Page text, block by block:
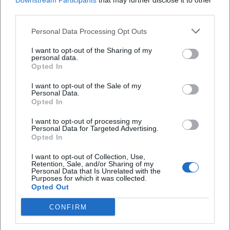
Personal Data Processing Opt Outs
I want to opt-out of the Sharing of my
personal data.
Opted In
I want to opt-out of the Sale of my
Personal Data.
Opted In
I want to opt-out of processing my
Personal Data for Targeted Advertising.
Opted In
I want to opt-out of Collection, Use,
Retention, Sale, and/or Sharing of my
Personal Data that Is Unrelated with the
Purposes for which it was collected.
Opted Out
CONFIRM
Map unavailable
Wann beginnt das Konzert?
Wo findet das Konzert statt?